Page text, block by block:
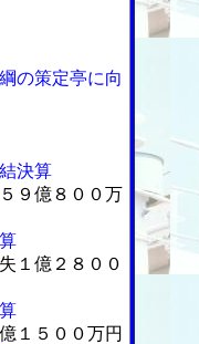
の策定亭に向
決算
９億８００万
１億２８００
１５００万円